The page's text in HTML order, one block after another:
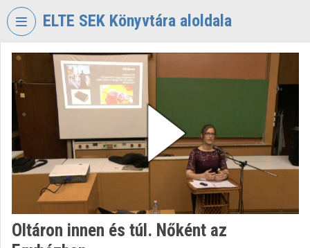
Fejléc kihagyása
ELTE SEK Könyvtára aloldala
VIDEOTORIUM
ELTE
EKL
SAVARIA
ÉS
LEVÉLTÁR
Intézményi kezdőlap
Bejelentkezés
Oltáron innen és túl. Nőként az